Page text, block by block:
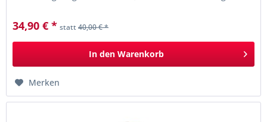
34,90 € * statt40,00 € *
In den Warenkorb
Merken